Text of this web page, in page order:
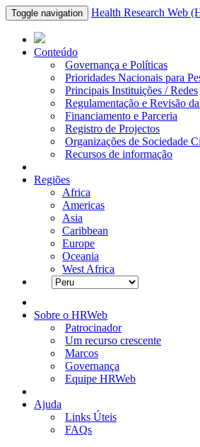
Toggle navigation Health Research Web
Conteúdo
Governança e Políticas
Prioridades Nacionais para
Principais Instituições / Redes
Regulamentação e Revisão
Financiamento e Parceria
Registro de Projectos
Organizações de Sociedade
Recursos de informação
Regiões
Africa
Americas
Asia
Caribbean
Europe
Oceania
West Africa
Sobre o HRWeb
Patrocinador
Um recurso crescente
Marcos
Governança
Equipe HRWeb
Ajuda
Links Úteis
FAQs